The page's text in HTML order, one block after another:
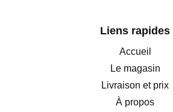
Liens rapides
Accueil
Le magasin
Livraison et prix
À propos